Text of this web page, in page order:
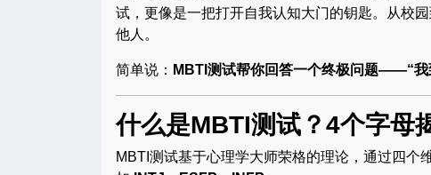
试，更像是一把打开自我认知大门的钥匙。从校
他人。
简单说： MBTI测试帮你回答一个终极问题——“我
什么是MBTI测试？4个字母
MBTI测试基于心理学大师荣格的理论，通过四个